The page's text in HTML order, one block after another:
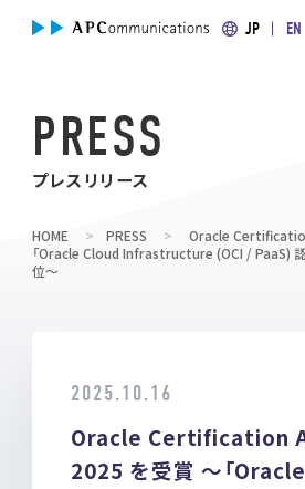
JP EN
PRESS
プレスリリース
HOME PRESS
Oracle
「Oracle Cloud Infrastructure (OCI / PaaS)
位〜
2025.10.16
Oracle Certification
2025 を受賞 〜「